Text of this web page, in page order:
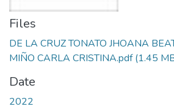
Files
DE LA CRUZ TONATO JHOANA
MIÑO CARLA CRISTINA.pdf(1.45
Date
2022